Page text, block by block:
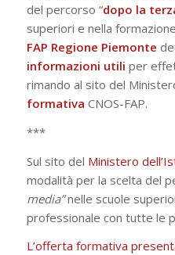
del percorso “dopo la
superiori e nella
FAP Regione Piemonte
informazioni utili per
rimando al sito del
formativa CNOS-FAP.
***
Sul sito del Ministero
modalità per la scelta del
media”nelle scuole
professionale con tutte le
L’offerta formativa